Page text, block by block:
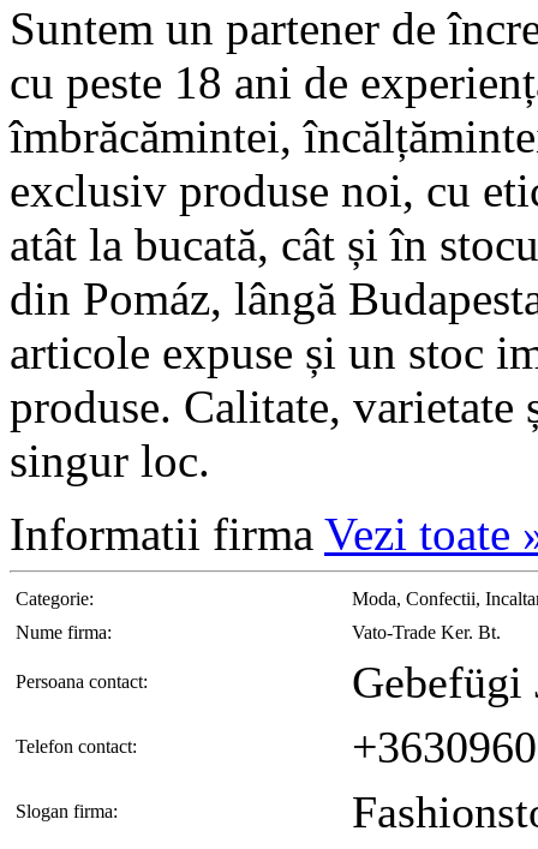
Suntem un partener de
cu peste 18 ani de
îmbrăcămintei,
exclusiv produse noi, cu
atât la bucată, cât și în
din Pomáz, lângă
articole expuse și un stoc
produse. Calitate,
singur loc.
Informatii firma Vezi toate
Categorie:
Moda, Confectii,
Nume firma:
Vato-Trade Ker. Bt.
Persoana contact: Gebefügi
Telefon contact:
Slogan firma: